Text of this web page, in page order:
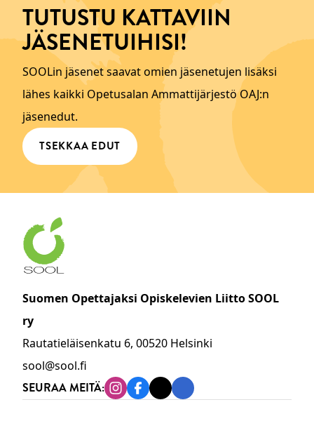
TUTUSTU KATTAVIIN
JÄSENETUIHISI!
SOOLin jäsenet saavat omien jäsenetujen lisäksi
lähes kaikki Opetusalan Ammattijärjestö OAJ:n
jäsenedut.
TSEKKAA EDUT
Suomen Opettajaksi Opiskelevien Liitto SOOL
ry
Rautatieläisenkatu 6, 00520 Helsinki
sool@sool.fi
SEURAA MEITÄ: Instagram
Facebook
TiktokLinkedin